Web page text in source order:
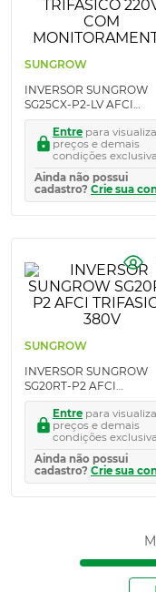
SUNGROW
INVERSOR SUNGROW
SG25CX-P2-LV AFCI
TRIFASICO 220V COM
MONITORAMENTO
Entre para
preços e demais
condições
Ainda não possui
cadastro? Crie sua
SUNGROW
INVERSOR SUNGROW
SG20RT-P2 AFCI
TRIFASICO 380V
Entre para
preços e demais
condições
Ainda não possui
cadastro? Crie sua